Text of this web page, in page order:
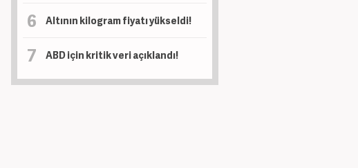
Altının kilogram fiyatı yükseldi!
ABD için kritik veri açıklandı!